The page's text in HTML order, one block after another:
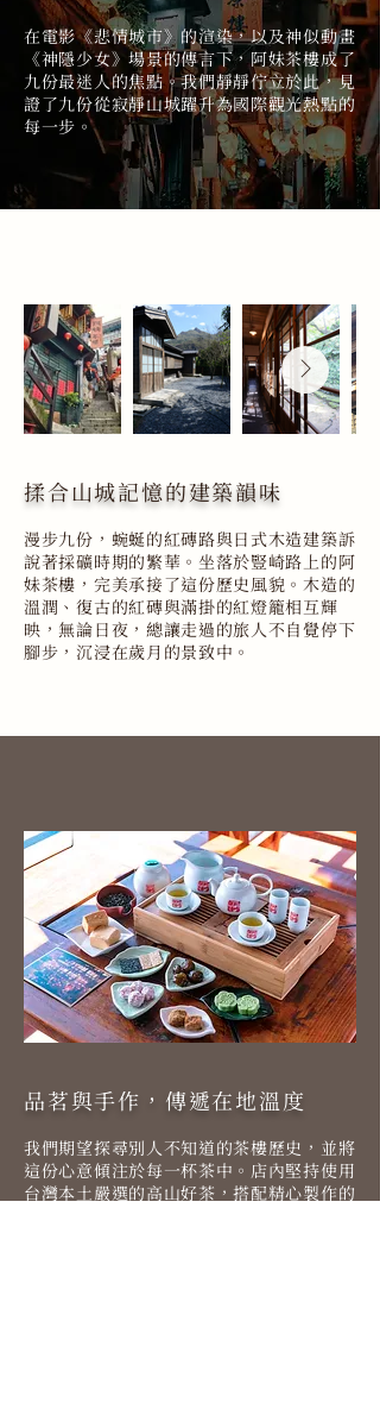
在電影《悲情城市》的渲染，以及神似動畫
《神隱少女》場景的傳言下，阿妹茶樓成了
九份最迷人的焦點。我們靜靜佇立於此，見
證了九份從寂靜山城躍升為國際觀光熱點的
每一步。
揉合山城記憶的建築韻味
漫步九份，蜿蜒的紅磚路與日式木造建築訴
說著採礦時期的繁華。坐落於豎崎路上的阿
妹茶樓，完美承接了這份歷史風貌。木造的
溫潤、復古的紅磚與滿掛的紅燈籠相互輝
映，無論日夜，總讓走過的旅人不自覺停下
腳步，沉浸在歲月的景致中。
品茗與手作，傳遞在地溫度
我們期望探尋別人不知道的茶樓歷史，並將
這份心意傾注於每一杯茶中。店內堅持使用
台灣本土嚴選的高山好茶，搭配精心製作的